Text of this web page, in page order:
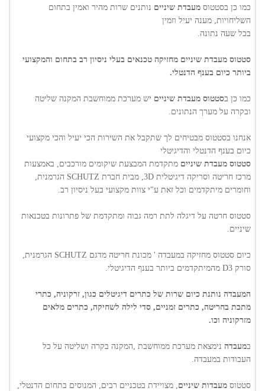
כמו כן בסטטוס מעבדת שיניים נותנים שרות מהיר ואמין בתחום
השליחויות, מענה יעיל וזמין
בכל שעה נתונה.
סטטוס מעבדת שיניים מחזיקה טכנאים בעלי ניסיון רב בתחום והמקצועי
ביותר כיום בענף הדנטלי.
כמו כן בסטטוס מעבדת שיניים יש מערכת ממוחשבת המקנה שליטה
ובקרה על מערך הנתונים.
אנחנו בסטטוס מבטיחים לך שתקבל את השירות הכי יעיל והכי מקצועי
כיום בענף הדנטלי והדיגיטלי
סטטוס מעבדת שיניים מתקדמת המבצעת שיקומים מורכבים, באמצעות
מרכז חריטה וסריקה דיגיטלית 3D, מבית חברת SCHUTZ הגרמנית,
וחומרים מיתקדמים וכל זאת ע"י צוות מקצועי בעל ניסיון רב.
סטטוס חרטה על דיגלה לתת רמה גבוה ומתקדמת של פתרונות בטכנאות
שיניים.
כיום סטטוס מחזיקה במעבדה ' מכונת חריטה מדגם SCHUTZ הגרמנית,
סורק D3 מהמיתקדמים ביותר בענף הדיגיטלי.
המעבדה נותנת כיום שרות של כתרים דיגיטלים כגון, זרקוניה, כתרי
מתכת בחריטה, כתרים זמניים, סדי לילה לשחיקה, כתרים מלאים
מזרקוניה וכו.
במעבדה נימצאת מערכת ממוחשבת ,המקנה בקרה ושליטה על כל
העבודות במעבדה.
סטטוס מעבדות שיניים, מצויידת בטכניים רבים, המנוסים בתחום הדנטלי,